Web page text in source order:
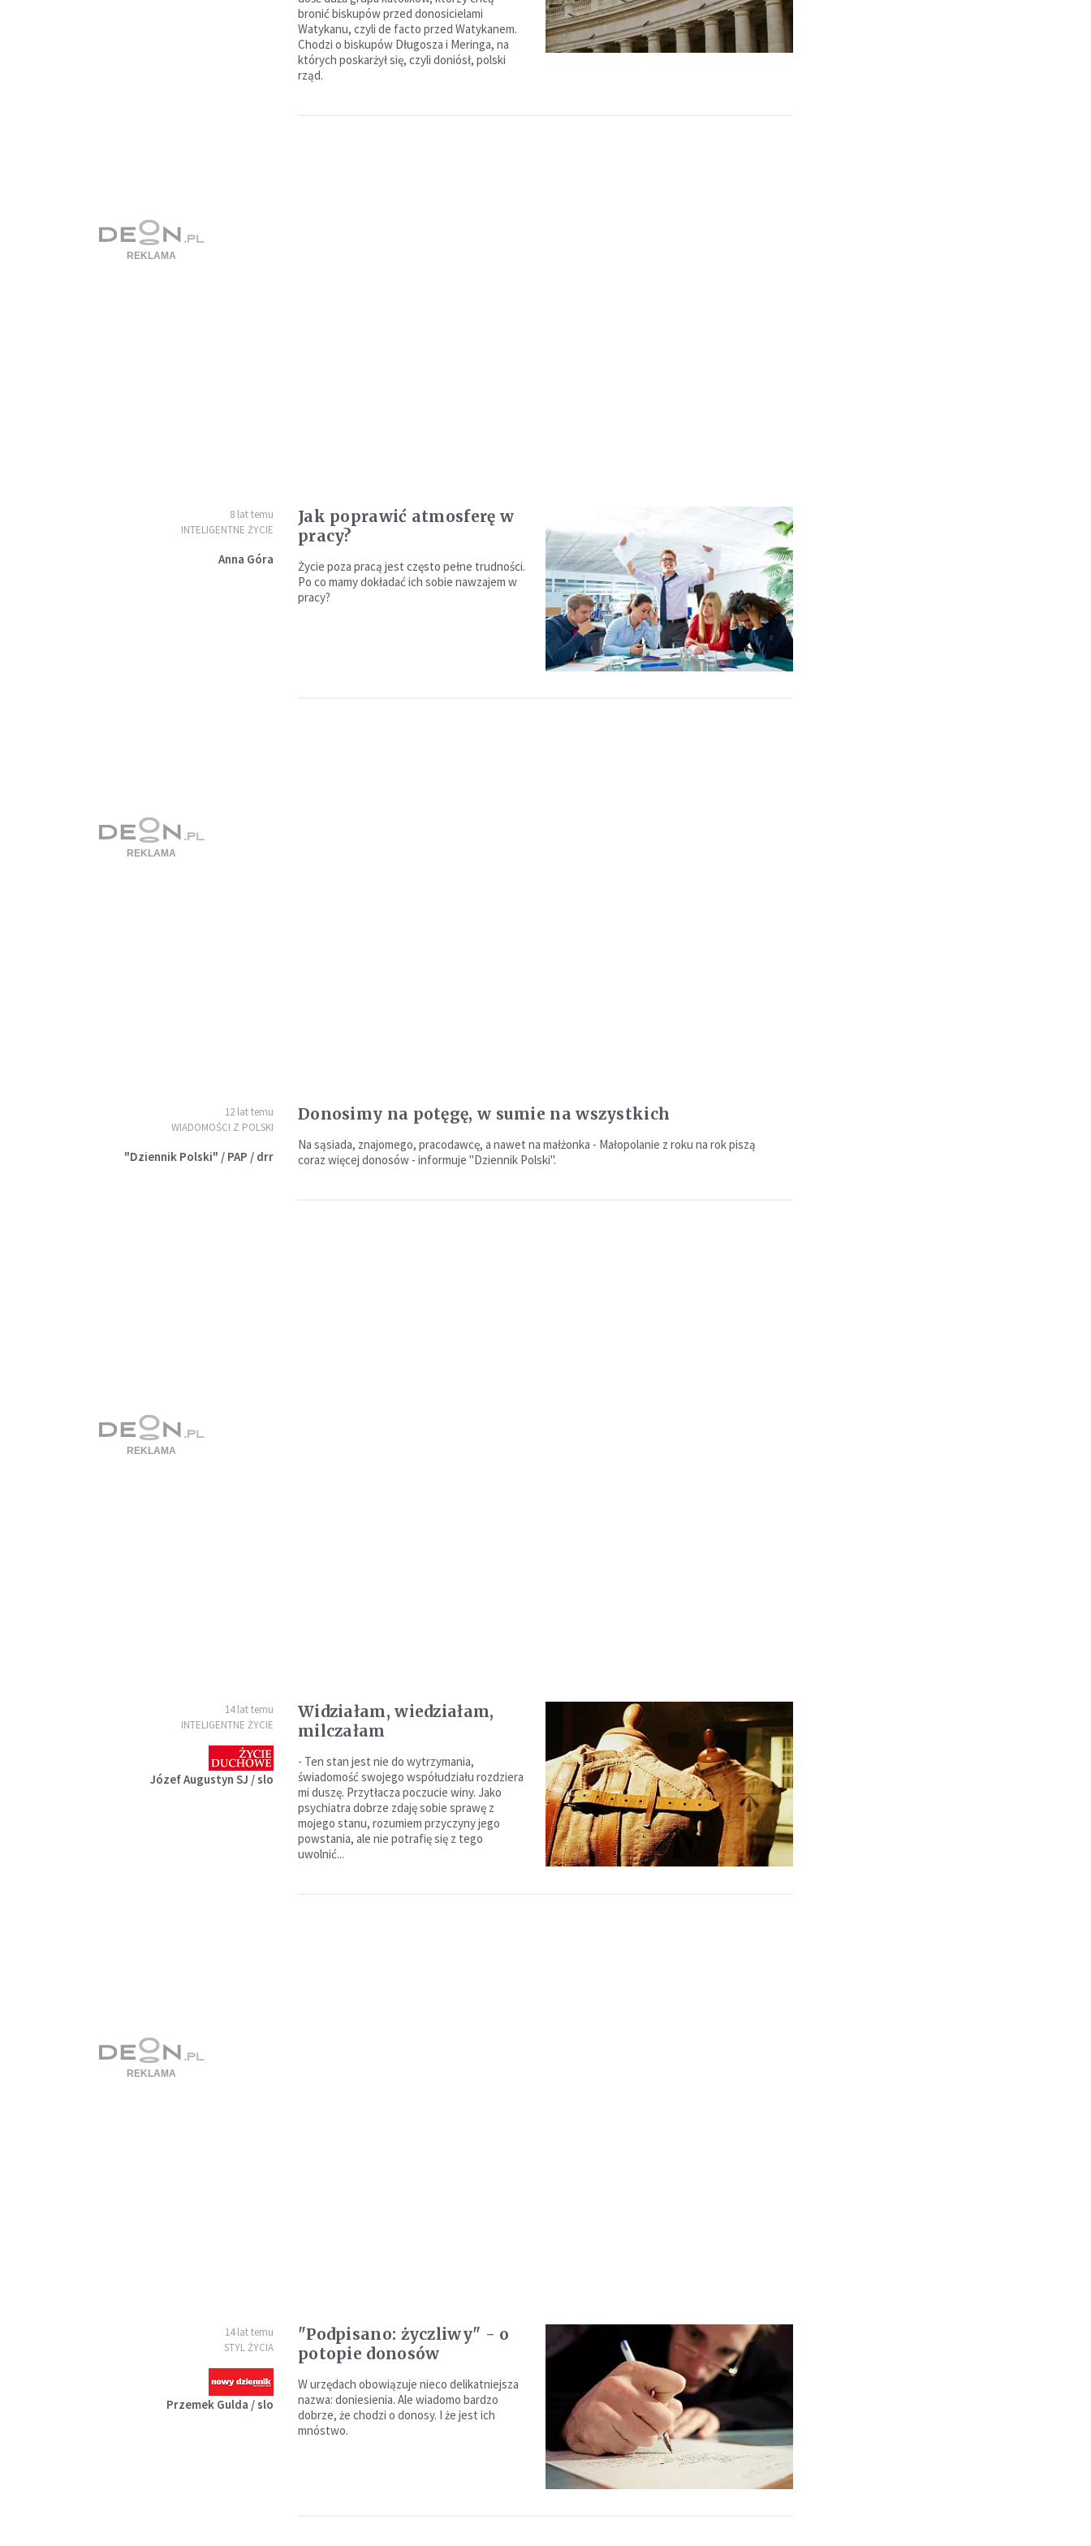
bronić biskupów przed donosicielami
Watykanu, czyli de facto przed Watykanem.
Chodzi o biskupów Długosza i Meringa, na
których poskarżył się, czyli doniósł, polski
rząd.
8 lat temu
INTELIGENTNE ŻYCIE
Anna Góra
Jak poprawić atmosferę w
pracy?
Życie poza pracą jest często pełne trudności.
Po co mamy dokładać ich sobie nawzajem w
pracy?
12 lat temu
WIADOMOŚCI Z POLSKI
"Dziennik Polski" / PAP / drr
Donosimy na potęgę, w sumie na wszystkich
Na sąsiada, znajomego, pracodawcę, a nawet na małżonka - Małopolanie z roku na rok piszą
coraz więcej donosów - informuje "Dziennik Polski".
14 lat temu
INTELIGENTNE ŻYCIE
Józef Augustyn SJ / slo
Widziałam, wiedziałam,
milczałam
- Ten stan jest nie do wytrzymania,
świadomość swojego współudziału rozdziera
mi duszę. Przytłacza poczucie winy. Jako
psychiatra dobrze zdaję sobie sprawę z
mojego stanu, rozumiem przyczyny jego
powstania, ale nie potrafię się z tego
uwolnić...
14 lat temu
STYL ŻYCIA
Przemek Gulda / slo
"Podpisano: życzliwy" - o
potopie donosów
W urzędach obowiązuje nieco delikatniejsza
nazwa: doniesienia. Ale wiadomo bardzo
dobrze, że chodzi o donosy. I że jest ich
mnóstwo.